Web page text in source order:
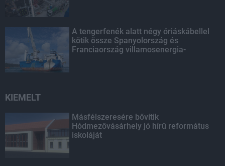
A tengerfenék alatt négy óriáskábellel
kötik össze Spanyolország és
Franciaország villamosenergia-
KIEMELT
Másfélszeresére bővítik
Hódmezővásárhely jó hírű református
iskoláját